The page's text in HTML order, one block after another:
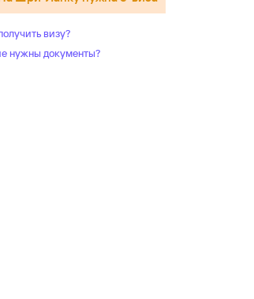
визу?
нужны документы?